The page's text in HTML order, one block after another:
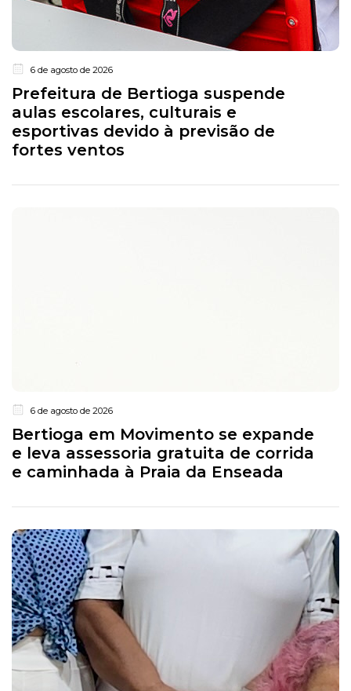
6 de agosto de 2026
Prefeitura de Bertioga suspende
aulas escolares, culturais e
esportivas devido à previsão de
fortes ventos
6 de agosto de 2026
Bertioga em Movimento se expande
e leva assessoria gratuita de corrida
e caminhada à Praia da Enseada